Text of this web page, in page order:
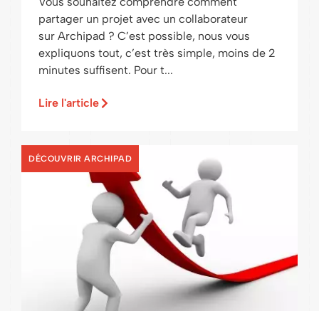
partager un projet avec un collaborateur
sur Archipad ? C’est possible, nous vous
expliquons tout, c’est très simple, moins de 2
minutes suffisent. Pour t...
Lire l'article
DÉCOUVRIR ARCHIPAD